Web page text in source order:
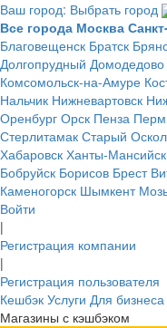
Ваш город: Выбрать город
Все города Москва
Благовещенск Братск
Долгопрудный Домодедово
Комсомольск-на-Амуре
Нальчик Нижневартовск
Оренбург Орск Пенза
Стерлитамак Старый Оскол
Хабаровск Ханты-Мансийск
Бобруйск Борисов Брест
Каменогорск Шымкент
Войти
|
Регистрация компании
|
Регистрация пользователя
Кешбэк Услуги Для бизнеса
Магазины с кэшбэком